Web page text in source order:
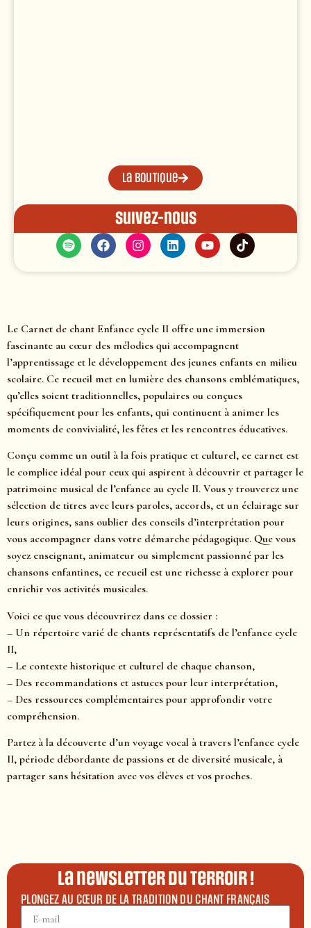
La boutique
Suivez-nous
Le Carnet de chant Enfance cycle II offre une immersion
fascinante au cœur des mélodies qui accompagnent
l’apprentissage et le développement des jeunes enfants en milieu
scolaire. Ce recueil met en lumière des chansons emblématiques,
qu’elles soient traditionnelles, populaires ou conçues
spécifiquement pour les enfants, qui continuent à animer les
moments de convivialité, les fêtes et les rencontres éducatives.
Conçu comme un outil à la fois pratique et culturel, ce carnet est
le complice idéal pour ceux qui aspirent à découvrir et partager le
patrimoine musical de l’enfance au cycle II. Vous y trouverez une
sélection de titres avec leurs paroles, accords, et un éclairage sur
leurs origines, sans oublier des conseils d’interprétation pour
vous accompagner dans votre démarche pédagogique. Que vous
soyez enseignant, animateur ou simplement passionné par les
chansons enfantines, ce recueil est une richesse à explorer pour
enrichir vos activités musicales.
Voici ce que vous découvrirez dans ce dossier :
– Un répertoire varié de chants représentatifs de l’enfance cycle
II,
– Le contexte historique et culturel de chaque chanson,
– Des recommandations et astuces pour leur interprétation,
– Des ressources complémentaires pour approfondir votre
compréhension.
Partez à la découverte d’un voyage vocal à travers l’enfance cycle
II, période débordante de passions et de diversité musicale, à
partager sans hésitation avec vos élèves et vos proches.
La newsletter du terroir !
PLONGEZ AU CŒUR DE LA TRADITION DU CHANT FRANÇAIS